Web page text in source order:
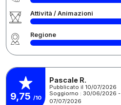
Attività / Animazioni
Regione
9,75 /10
Pascale R.
Pubblicato il 10/07/2026
Soggiorno : 30/06/2026 -
07/07/2026